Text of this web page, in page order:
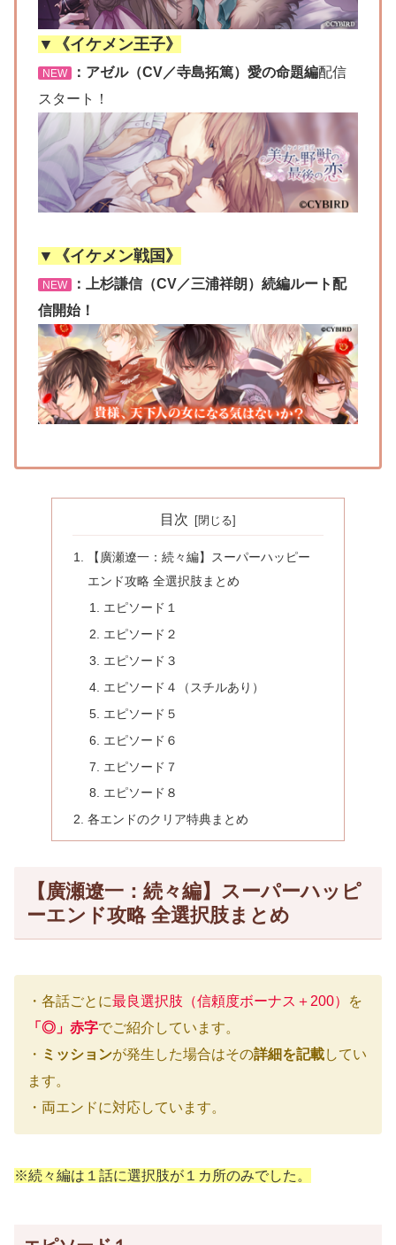
▼《イケメン王子》
NEW ：アゼル（CV／寺島拓篤）愛の命題編配信
スタート！
▼《イケメン戦国》
NEW
：上杉謙信（CV／三浦祥朗）続編ルート配
信開始！
目次
【廣瀬遼一：続々編】スーパーハッピー
エンド攻略 全選択肢まとめ
エピソード１
エピソード２
エピソード３
エピソード４（スチルあり）
エピソード５
エピソード６
エピソード７
エピソード８
各エンドのクリア特典まとめ
【廣瀬遼一：続々編】スーパーハッピ
ーエンド攻略 全選択肢まとめ
・各話ごとに最良選択肢（信頼度ボーナス＋200）
を
「◎」赤字でご紹介しています。
・ ミッションが発生した場合はその詳細を記載してい
ます。
・両エンドに対応しています。
※続々編は１話に選択肢が１カ所のみでした。